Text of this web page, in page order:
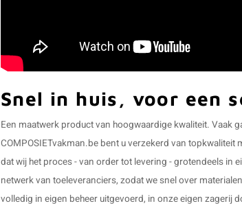
Snel in huis, voor een
Een maatwerk product van hoogwaardige kwaliteit. Vaak
COMPOSIETvakman.be bent u verzekerd van
dat wij het proces - van order tot levering - grotendeels in
netwerk van toeleveranciers, zodat we snel over
volledig in eigen beheer uitgevoerd, in onze eigen zagerij